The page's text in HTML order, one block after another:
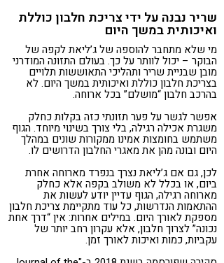
שריר נבנה על ידי צריכת חלבון כוללת
ואיכותית במשך היום
מי שלא מתחבר להוספה של ג’ליאת לקפה של
הבוקר – יכול לוותר על כך. בעולם התזונה המודרני
מובן שבניית שריר ותהליכי התאוששות תלויים
בצריכת חלבון כוללת ואיכותית במשך היום. לא
בהרכב חלבון “מושלם” בכל ארוחה.
אפשר לגשר על פער תזונתי כזה בקלות כחלק
משגרת אכילה רגילה, בלי צורך בשינוי מיוחד. הגוף
משתמש בחומצות אמינו ממקורות שונים במהלך
היום ובונה מהן את מאגרי החלבון הדרושים לו.
לכן, גם אם ג’ליאת נצרך בנפרד מארוחה אחרת
ביום, או בכלל לא משולב בקפה אלא כחלק
מארוחה רגילה, הגוף עדיין יודע לעשות את
ההתאמות הנדרשות, כל עוד מתקיימת צריכת חלבון
מספקת לאורך היום. במילים אחרות: אין “דרך אחת
נכונה” לצרוך חלבון, אלא עקרון רחב יותר של
עקביות, כמות ואיכות לאורך זמן.